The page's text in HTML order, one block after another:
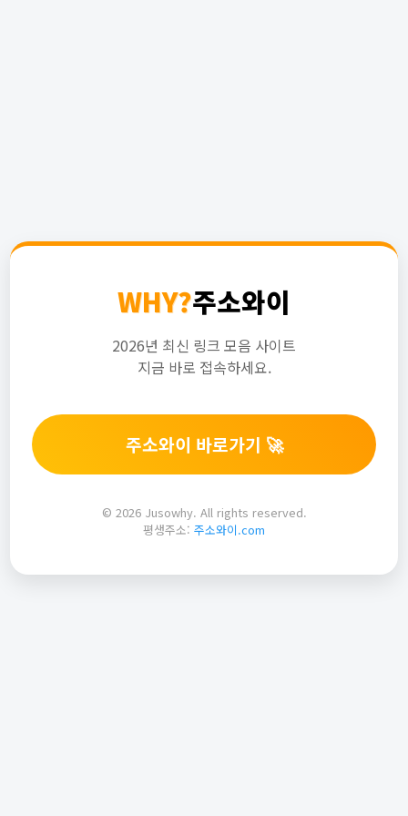
WHY?주소와이
2026년 최신 링크 모음 사이트
지금 바로 접속하세요.
주소와이 바로가기 🚀
© 2026 Jusowhy. All rights reserved.
평생주소: 주소와이.com